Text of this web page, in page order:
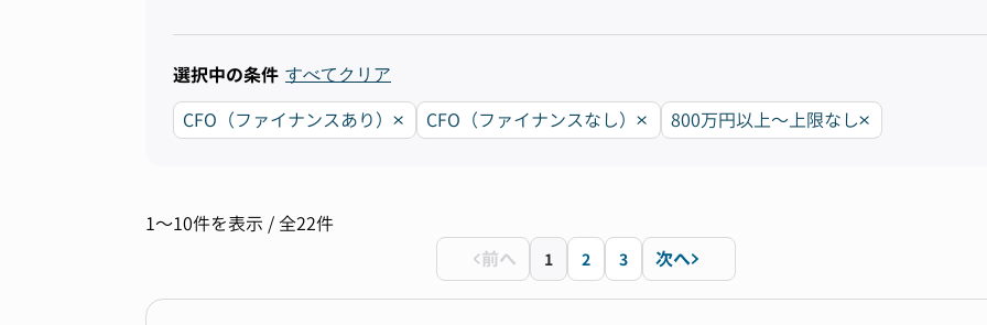
選択中の条件 すべてクリア
CFO（ファイナンスあり） CFO（ファイナンスなし） 800万円以上〜上限なし
1〜10件を表示 / 全22件
前へ
1 2 3 次へ